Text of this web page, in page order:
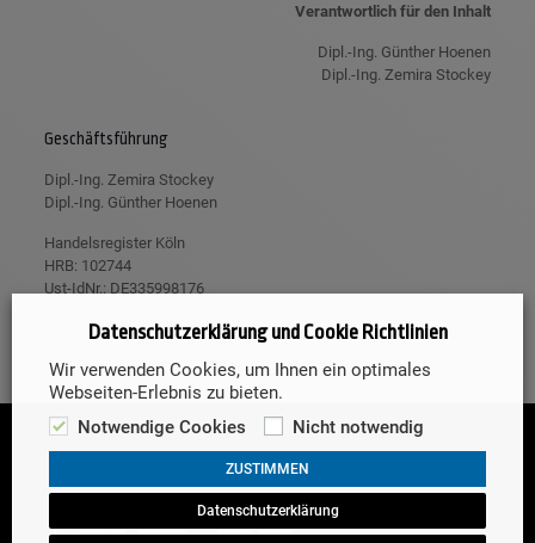
Verantwortlich für den Inhalt
Dipl.-Ing. Günther Hoenen
Dipl.-Ing. Zemira Stockey
Geschäftsführung
Dipl.-Ing. Zemira Stockey
Dipl.-Ing. Günther Hoenen
Handelsregister Köln
HRB: 102744
Ust-IdNr.: DE335998176
Datenschutzerklärung und Cookie Richtlinien
Wir verwenden Cookies, um Ihnen ein optimales
Webseiten-Erlebnis zu bieten.
Notwendige Cookies
Nicht notwendig
ZUSTIMMEN
Datenschutzerklärung